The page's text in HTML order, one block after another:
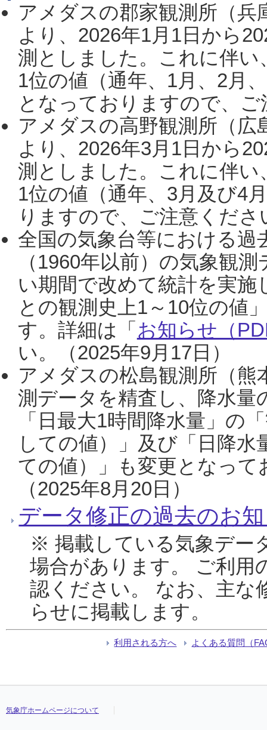
アメダスの郡家観測所（
より、2026年1月1日から
測としました。これに伴い
1位の値（通年、1月、2月
となっておりますので、
アメダスの高野観測所（
より、2026年3月1日から
測としました。これに伴い
1位の値（通年、3月及び4
りますので、ご注意くだ
全国の気象台等における過
（1960年以前）の気象観
い期間で改めて統計を実
との観測史上1～10位の値
す。詳細は「 お知らせ（
い。（2025年9月17日）
アメダスの松島観測所（熊
測データを精査し、降水
「日最大1時間降水量」の
しての値）」及び「日降
ての値）」も変更となっ
（2025年8月20日）
データ修正の過去のお
※ 掲載している気象デー
場合があります。 ご利用
認ください。 なお、主な
らせに掲載します。
利用される方へ よくある質問（
気象庁ホームページについて